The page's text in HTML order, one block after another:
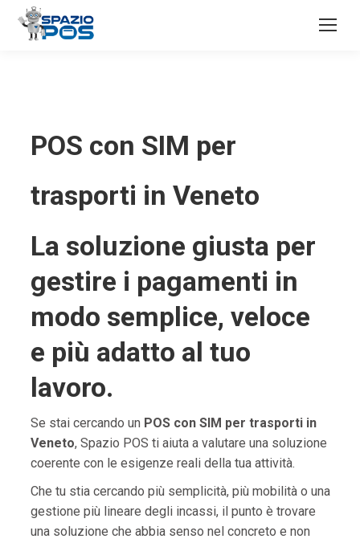
POS con SIM per
trasporti in Veneto
La soluzione giusta per
gestire i pagamenti in
modo semplice, veloce
e più adatto al tuo
lavoro.
Se stai cercando un POS con SIM per trasporti in
Veneto, Spazio POS ti aiuta a valutare una soluzione
coerente con le esigenze reali della tua attività.
Che tu stia cercando più semplicità, più mobilità o una
gestione più lineare degli incassi, il punto è trovare
una soluzione che abbia senso nel concreto e non